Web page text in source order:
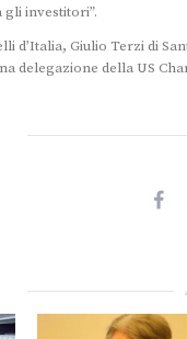
gli investitori”.
d’Italia, Giulio Terzi di
delegazione della US